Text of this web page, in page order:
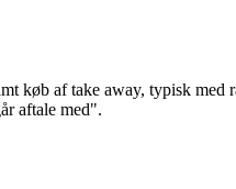
køb af take away, typisk med
aftale med".